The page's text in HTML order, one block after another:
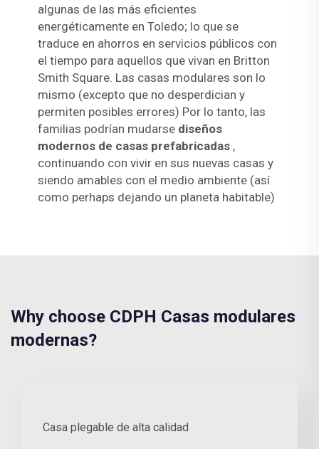
algunas de las más eficientes
energéticamente en Toledo; lo que se
traduce en ahorros en servicios públicos con
el tiempo para aquellos que vivan en Britton
Smith Square. Las casas modulares son lo
mismo (excepto que no desperdician y
permiten posibles errores) Por lo tanto, las
familias podrían mudarse diseños
modernos de casas prefabricadas ,
continuando con vivir en sus nuevas casas y
siendo amables con el medio ambiente (así
como perhaps dejando un planeta habitable)
Why choose CDPH Casas modulares
modernas?
Casa plegable de alta calidad